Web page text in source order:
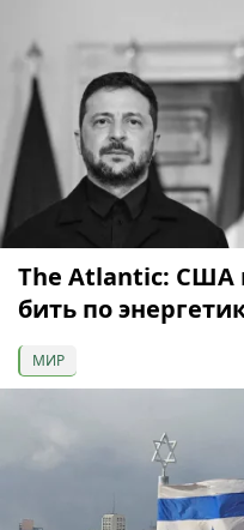
The Atlantic: США
бить по
МИР